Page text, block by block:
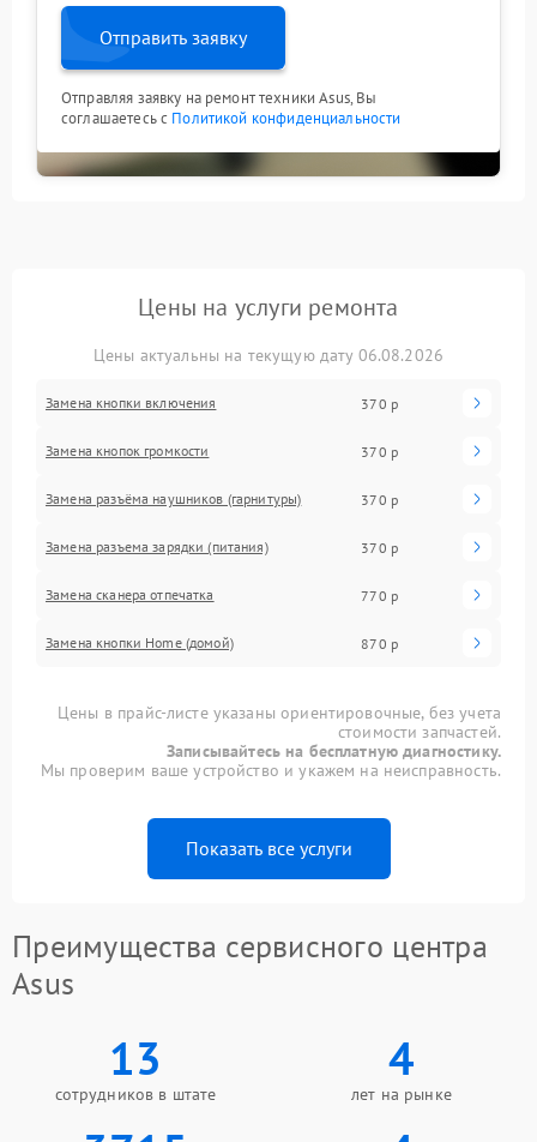
Отправить заявку
Отправляя заявку на ремонт техники Asus, Вы
соглашаетесь с Политикой конфиденциальности
Цены на услуги ремонта
Цены актуальны на текущую дату 06.08.2026
Замена кнопки включения 370 р
Замена кнопок громкости 370 р
Замена разъёма наушников (гарнитуры) 370 р
Замена разъема зарядки (питания) 370 р
Замена сканера отпечатка 770 р
Замена кнопки Home (домой) 870 р
Цены в прайс-листе указаны ориентировочные, без учета
стоимости запчастей.
Записывайтесь на бесплатную диагностику.
Мы проверим ваше устройство и укажем на неисправность.
Показать все услуги
Преимущества сервисного центра
Asus
13
сотрудников в штате
4
лет на рынке